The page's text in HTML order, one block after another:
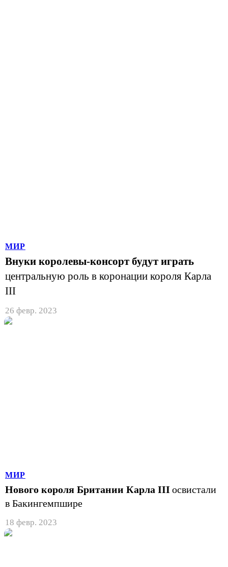
МИР
Внуки королевы-консорт будут играть
центральную роль в коронации короля Карла
III
26 февр. 2023
МИР
Нового короля Британии Карла III освистали
в Бакингемпшире
18 февр. 2023